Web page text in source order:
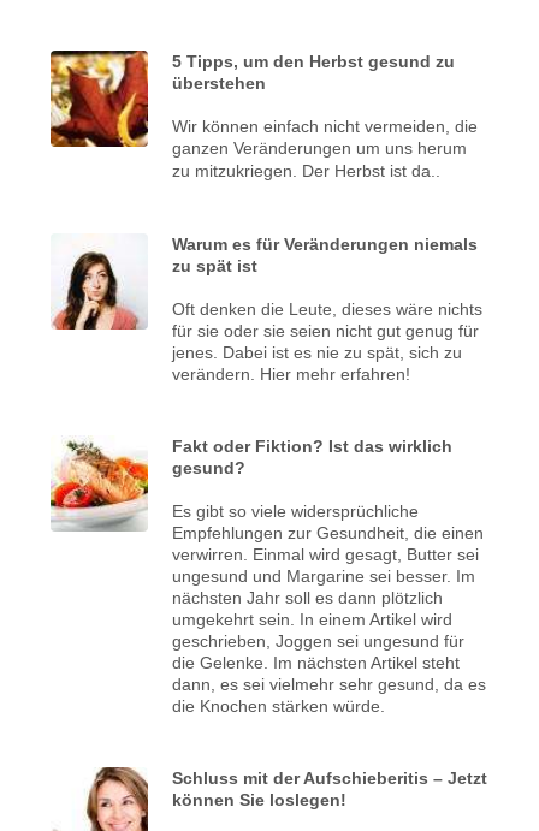
5 Tipps, um den Herbst gesund zu
überstehen
Wir können einfach nicht vermeiden, die
ganzen Veränderungen um uns herum
zu mitzukriegen. Der Herbst ist da..
Warum es für Veränderungen niemals
zu spät ist
Oft denken die Leute, dieses wäre nichts
für sie oder sie seien nicht gut genug für
jenes. Dabei ist es nie zu spät, sich zu
verändern. Hier mehr erfahren!
Fakt oder Fiktion? Ist das wirklich
gesund?
Es gibt so viele widersprüchliche
Empfehlungen zur Gesundheit, die einen
verwirren. Einmal wird gesagt, Butter sei
ungesund und Margarine sei besser. Im
nächsten Jahr soll es dann plötzlich
umgekehrt sein. In einem Artikel wird
geschrieben, Joggen sei ungesund für
die Gelenke. Im nächsten Artikel steht
dann, es sei vielmehr sehr gesund, da es
die Knochen stärken würde.
Schluss mit der Aufschieberitis – Jetzt
können Sie loslegen!